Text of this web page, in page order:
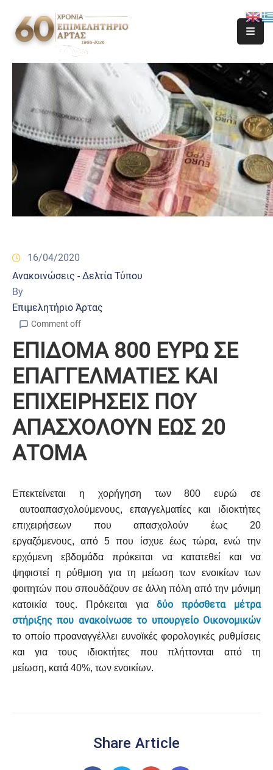
16/04/2020
Ανακοινώσεις - Δελτία Τύπου
By
Επιμελητήριο Άρτας
Comment off
ΕΠΙΔΟΜΑ 800 ΕΥΡΩ ΣΕ
ΕΠΑΓΓΕΛΜΑΤΙΕΣ ΚΑΙ
ΕΠΙΧΕΙΡΗΣΕΙΣ ΠΟΥ
ΑΠΑΣΧΟΛΟΥΝ ΕΩΣ 20
ΑΤΟΜΑ
Επεκτείνεται η χορήγηση των 800 ευρώ σε
αυτοαπασχολούμενους, επαγγελματίες και ιδιοκτήτες
επιχειρήσεων που απασχολούν έως 20
εργαζόμενους, από 5 που ίσχυε έως τώρα, ενώ την
ερχόμενη εβδομάδα πρόκειται να κατατεθεί και να
ψηφιστεί η ρύθμιση για τη μείωση των ενοικίων των
φοιτητών που σπουδάζουν σε άλλη πόλη από την μόνιμη
κατοικία τους. Πρόκειται γιαδύο πρόσθετα μέτρα
στήριξης που ανακοίνωσε το υπουργείο Οικονομικών
το οποίο προαναγγέλλει ευνοϊκές φορολογικές ρυθμίσεις
και για τους ιδιοκτήτες που πλήττονται από τη
μείωση, κατά 40%, των ενοικίων.
Share Article